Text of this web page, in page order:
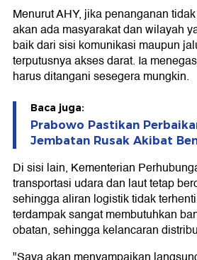
Menurut AHY, jika penanganan
akan ada masyarakat dan wilayah
baik dari sisi komunikasi maupun
terputusnya akses darat. Ia
harus ditangani sesegera mungkin.
Baca juga:
Prabowo Pastikan
Jembatan Rusak Akibat
Di sisi lain, Kementerian
transportasi udara dan laut tetap
sehingga aliran logistik tidak
terdampak sangat membutuhkan
obatan, sehingga kelancaran